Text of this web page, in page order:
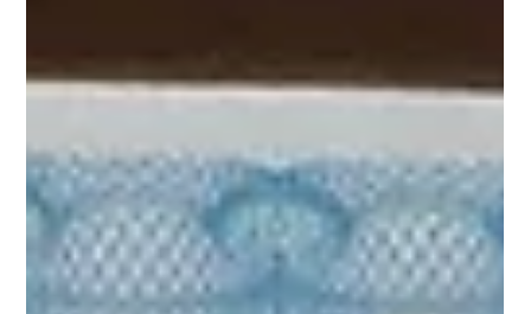
4 трав. 2025 р. Читати 1 хв
У нашій команді підсилення!
До центру Mental Health Women приєдналася Тетяна
Панченко — практична психологиня, транзакційна
аналітикиня, членкиня Української Спілки...